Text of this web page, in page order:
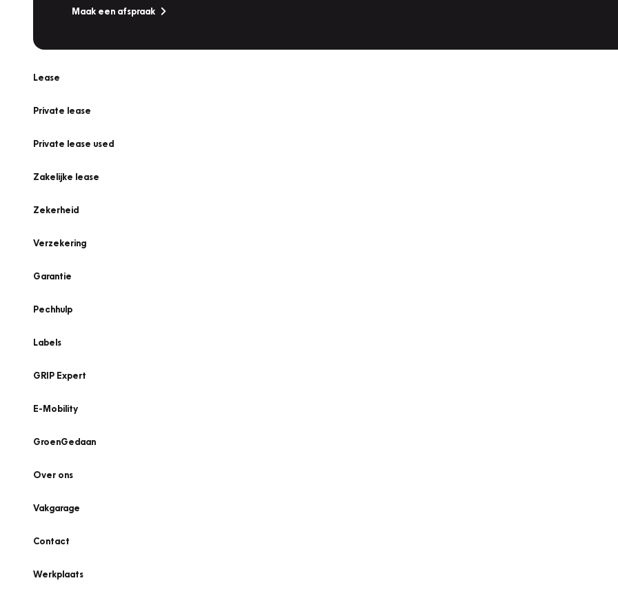
Maak een afspraak
Lease
Private lease
Private lease used
Zakelijke lease
Zekerheid
Verzekering
Garantie
Pechhulp
Labels
GRIP Expert
E-Mobility
GroenGedaan
Over ons
Vakgarage
Contact
Werkplaats